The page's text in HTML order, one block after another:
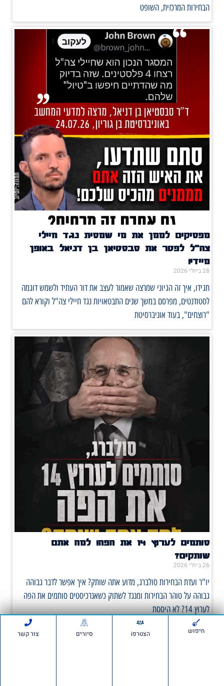
הבחירות המרכזית, השופט
מפסיקים לממן את מי שמסית נגד חיילי
צה"ל לפטר את סבסטיאן בן דניאל באופן
מיידי!
28 ביולי 2026
תגידו, איך זה הגיוני שמרצה שאמור לעצב את דור העתיד ולשמש דוגמה
לסטודנטים, מפרסם במשך שנים התבטאויות נגד חיילי צה"ל וקורא להם
"רוצחים", בעוד אוניברסיטת
סותמים לערוץ 14 את הפה! למה אתם
שותקים?
26 ביולי 2026
יו"ר ועדת הבחירות סולברג, מדוע אתה שותק? איך אפשר לדבר גבוהה
גבוהה על טוהר הבחירות ומנגד לשתוק כשאנרכיסטים סותמים את הפה
לערוץ 14? לא היססת
תכנית גפן
חיפוש הצטרפi סיורים צור קשר